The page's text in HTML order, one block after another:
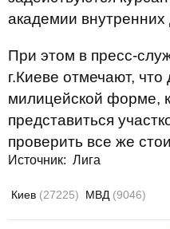
академии
При этом в пресс-
г.Киеве отмечают,
милицейской форме,
представиться
проверить все же
Источник: Лига
Киев (27225) МВД (9046)